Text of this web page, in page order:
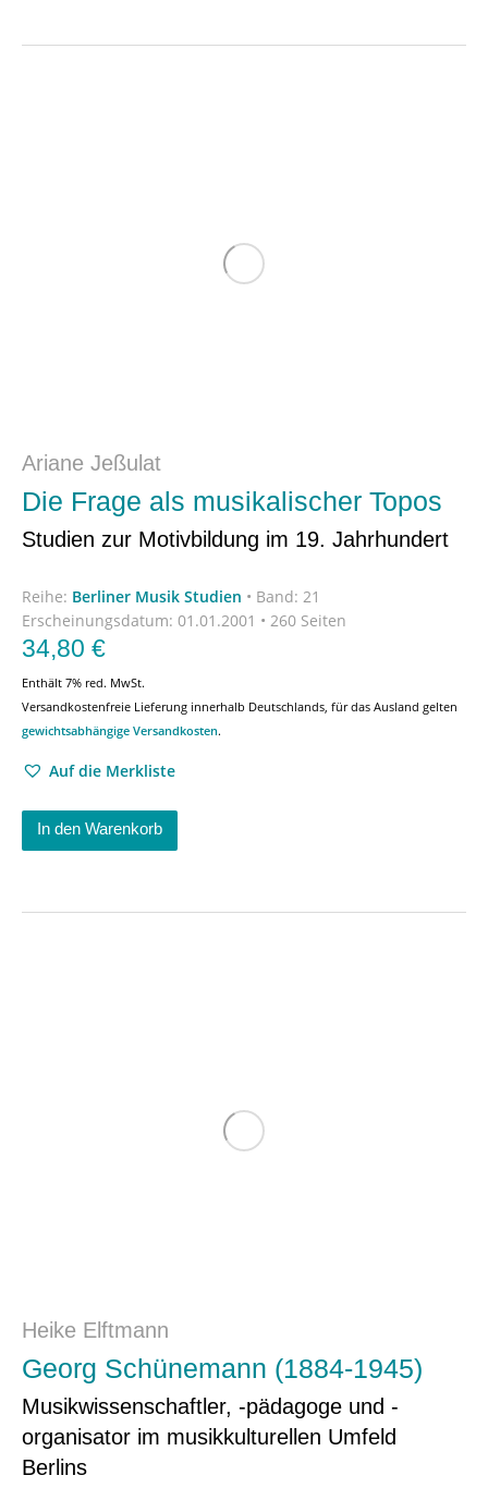
Ariane Jeßulat
Die Frage als musikalischer Topos
Studien zur Motivbildung im 19. Jahrhundert
Reihe: Berliner Musik Studien • Band: 21
Erscheinungsdatum: 01.01.2001 • 260 Seiten
34,80 €
Enthält 7% red. MwSt.
Versandkostenfreie Lieferung innerhalb Deutschlands, für das Ausland gelten
gewichtsabhängige Versandkosten.
Auf die Merkliste
In den Warenkorb
Heike Elftmann
Georg Schünemann (1884-1945)
Musikwissenschaftler, -pädagoge und -
organisator im musikkulturellen Umfeld
Berlins